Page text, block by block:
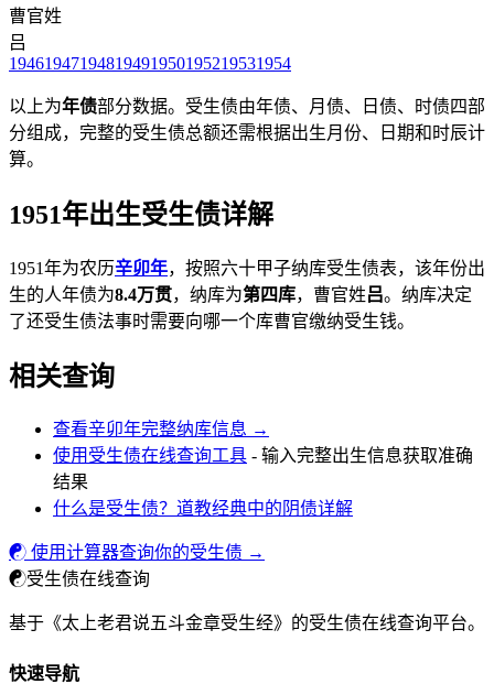
曹官姓
吕
19461947194819491950195219531954
以上为年债部分数据。受生债由年债、月债、日债、时债四部
分组成，完整的受生债总额还需根据出生月份、日期和时辰计
算。
1951年出生受生债详解
1951年为农历辛卯年，按照六十甲子纳库受生债表，该年份出
生的人年债为8.4万贯，纳库为第四库，曹官姓吕。纳库决定
了还受生债法事时需要向哪一个库曹官缴纳受生钱。
相关查询
查看辛卯年完整纳库信息 →
使用受生债在线查询工具 - 输入完整出生信息获取准确
结果
什么是受生债？道教经典中的阴债详解
☯ 使用计算器查询你的受生债 →
☯受生债在线查询
基于《太上老君说五斗金章受生经》的受生债在线查询平台。
快速导航